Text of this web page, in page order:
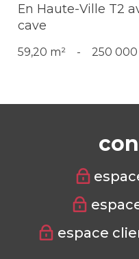
En Haute-Ville T2
cave
59,20 m² - 250
espace